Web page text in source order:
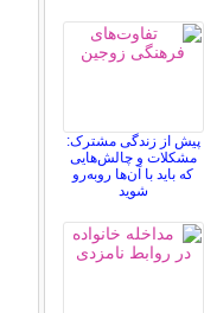
پیش از زندگی مشترک:
مشکلات و چالش‌هایی
که باید با آن‌ها روبه‌رو
شوید